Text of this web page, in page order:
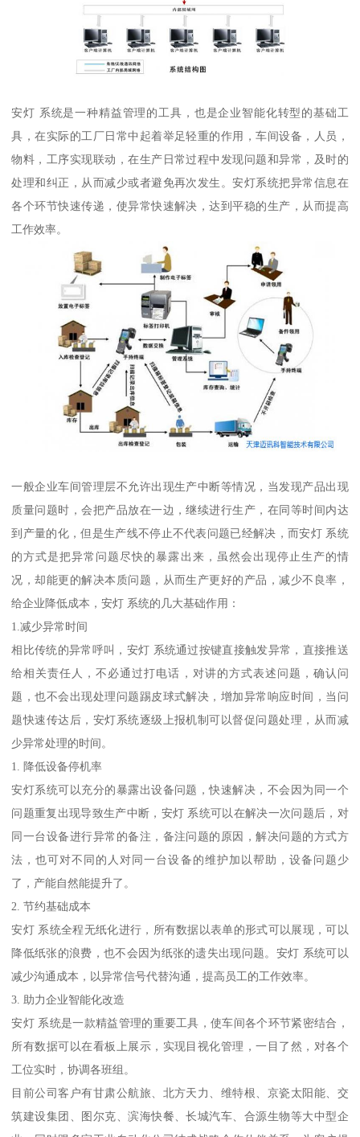
安灯 系统是一种精益管理的工具，也是企业智能化转型的基础工
具，在实际的工厂日常中起着举足轻重的作用，车间设备，人员，
物料，工序实现联动，在生产日常过程中发现问题和异常，及时的
处理和纠正，从而减少或者避免再次发生。安灯系统把异常信息在
各个环节快速传递，使异常快速解决，达到平稳的生产，从而提高
工作效率。
一般企业车间管理层不允许出现生产中断等情况，当发现产品出现
质量问题时，会把产品放在一边，继续进行生产，在同等时间内达
到产量的化，但是生产线不停止不代表问题已经解决，而安灯 系统
的方式是把异常问题尽快的暴露出来，虽然会出现停止生产的情
况，却能更的解决本质问题，从而生产更好的产品，减少不良率，
给企业降低成本，安灯 系统的几大基础作用：
1.减少异常时间
相比传统的异常呼叫，安灯 系统通过按键直接触发异常，直接推送
给相关责任人，不必通过打电话，对讲的方式表述问题，确认问
题，也不会出现处理问题踢皮球式解决，增加异常响应时间，当问
题快速传达后，安灯系统逐级上报机制可以督促问题处理，从而减
少异常处理的时间。
1. 降低设备停机率
安灯系统可以充分的暴露出设备问题，快速解决，不会因为同一个
问题重复出现导致生产中断，安灯 系统可以在解决一次问题后，对
同一台设备进行异常的备注，备注问题的原因，解决问题的方式方
法，也可对不同的人对同一台设备的维护加以帮助，设备问题少
了，产能自然能提升了。
2. 节约基础成本
安灯 系统全程无纸化进行，所有数据以表单的形式可以展现，可以
降低纸张的浪费，也不会因为纸张的遗失出现问题。安灯 系统可以
减少沟通成本，以异常信号代替沟通，提高员工的工作效率。
3. 助力企业智能化改造
安灯 系统是一款精益管理的重要工具，使车间各个环节紧密结合，
所有数据可以在看板上展示，实现目视化管理，一目了然，对各个
工位实时，协调各班组。
目前公司客户有甘肃公航旅、北方天力、维特根、京瓷太阳能、交
筑建设集团、图尔克、滨海快餐、长城汽车、合源生物等大中型企